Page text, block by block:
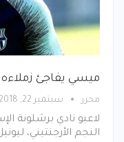
ميسي يفاجئ زملاءه
محرر سبتمبر 22, 2018
لاعبو نادي برشلونة
النجم الأرجنتيني،